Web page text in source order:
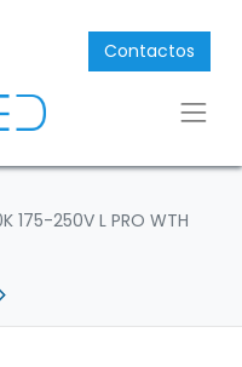
Contactos
175-250V L PRO WTH